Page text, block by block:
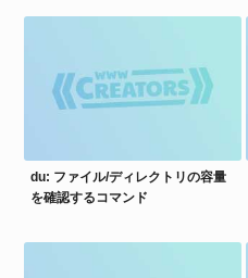
du: ファイル/ディレクトリの容量
を確認するコマンド